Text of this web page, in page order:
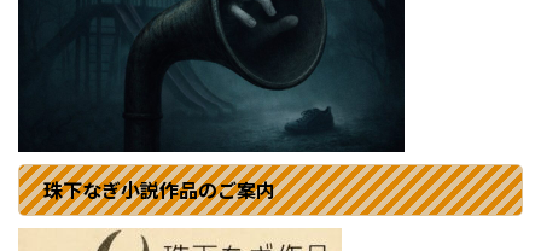
珠下なぎ小説作品のご案内